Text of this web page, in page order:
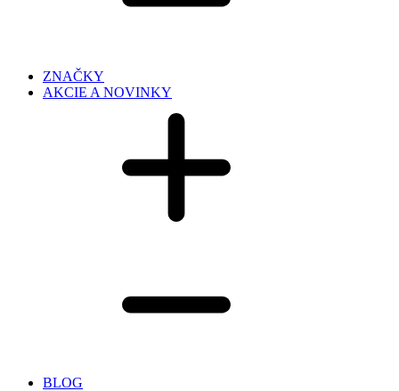
ZNAČKY
AKCIE A NOVINKY
BLOG